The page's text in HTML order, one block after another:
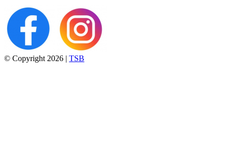
© Copyright 2026 | TSB